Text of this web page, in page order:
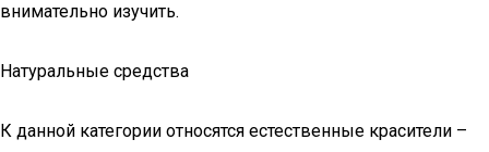
внимательно изучить.
Натуральные средства
К данной категории относятся естественные красители –